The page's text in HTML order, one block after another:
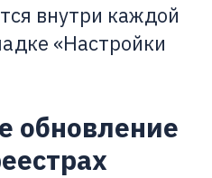
внутри каждой
«Настройки
обновление